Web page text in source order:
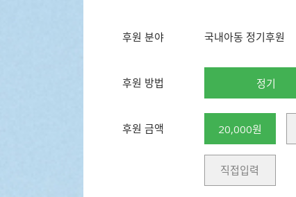
후원 분야 국내아동 정기후원
후원 방법 정기
후원 금액 20,000원